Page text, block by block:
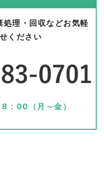
理・回収などお気軽
ください
：00（月～金）